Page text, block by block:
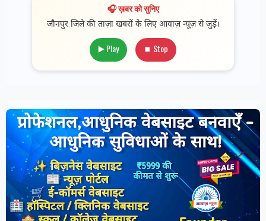
🎧 ख़बर को सुनिए
जौनपुर जिले की ताज़ा खबरों के लिए आवाज़ न्यूज़ से जुड़ें।
▶️ Play ⏹ Stop